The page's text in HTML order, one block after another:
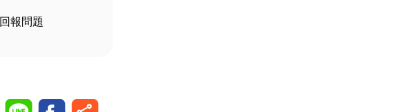
回報問題